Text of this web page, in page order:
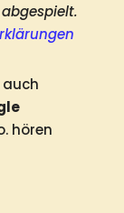
hören